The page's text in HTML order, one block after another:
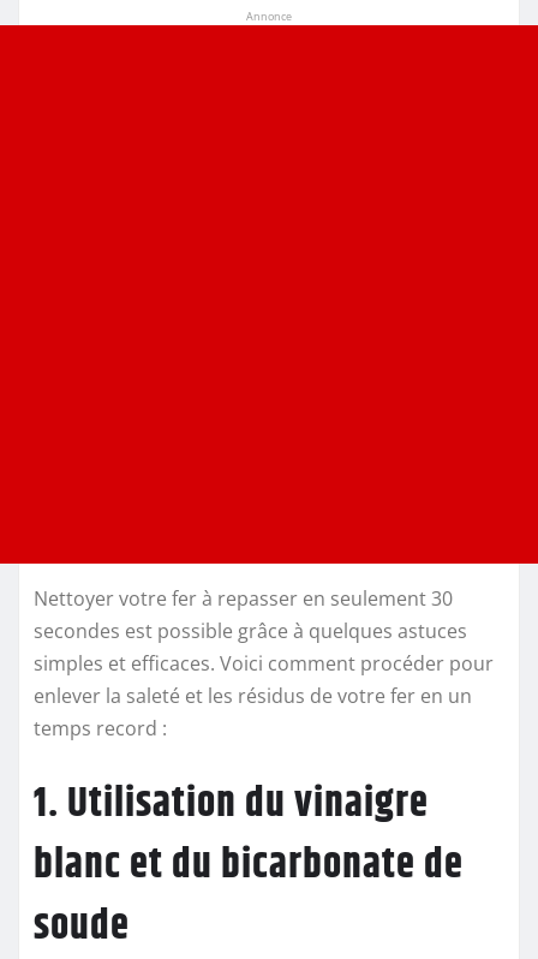
Annonce
Nettoyer votre fer à repasser en seulement 30
secondes est possible grâce à quelques astuces
simples et efficaces. Voici comment procéder pour
enlever la saleté et les résidus de votre fer en un
temps record :
1. Utilisation du vinaigre
blanc et du bicarbonate de
soude